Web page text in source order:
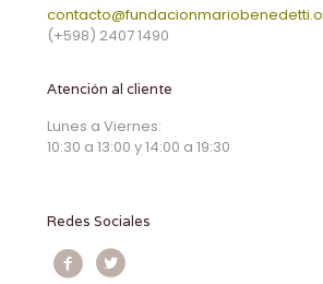
(+598) 2407 1490
Atención al cliente
Lunes a Viernes:
10:30 a 13:00 y 14:00 a 19:30
Redes Sociales